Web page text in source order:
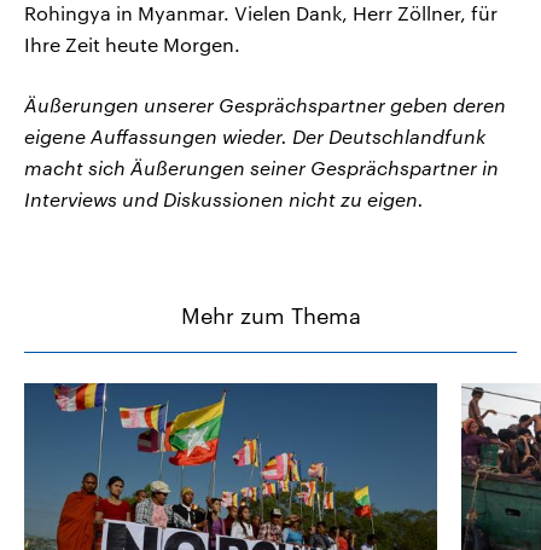
Rohingya in Myanmar. Vielen Dank, Herr Zöllner, für
Ihre Zeit heute Morgen.
Äußerungen unserer Gesprächspartner geben deren
eigene Auffassungen wieder. Der Deutschlandfunk
macht sich Äußerungen seiner Gesprächspartner in
Interviews und Diskussionen nicht zu eigen.
Mehr zum Thema